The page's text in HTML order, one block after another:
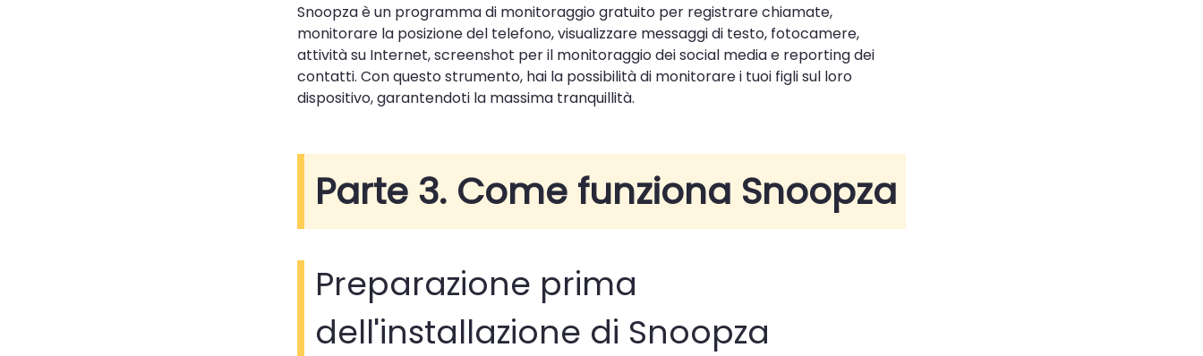
Snoopza è un programma di monitoraggio gratuito per registrare chiamate,
monitorare la posizione del telefono, visualizzare messaggi di testo, fotocamere,
attività su Internet, screenshot per il monitoraggio dei social media e reporting dei
contatti. Con questo strumento, hai la possibilità di monitorare i tuoi figli sul loro
dispositivo, garantendoti la massima tranquillità.
Parte 3. Come funziona Snoopza
Preparazione prima
dell'installazione di Snoopza